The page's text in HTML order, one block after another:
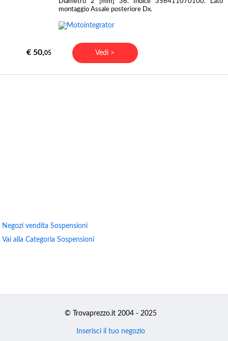
montaggio Assale posteriore Dx.
€ 50,05 Vedi >
Negozi vendita Sospensioni
Vai alla Categoria Sospensioni
© Trovaprezzo.it 2004 - 2025
Inserisci il tuo negozio